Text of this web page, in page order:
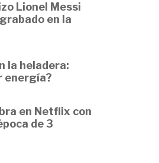
Lionel Messi
en la
la heladera:
energía?
en Netflix con
de 3